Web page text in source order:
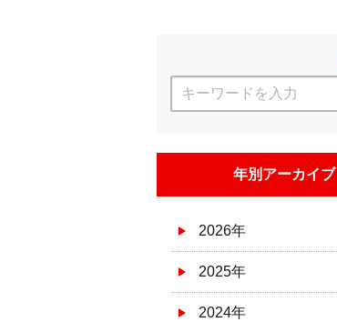
年別アーカイブ
2026年
2025年
2024年